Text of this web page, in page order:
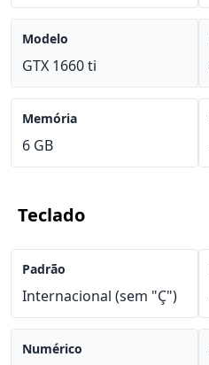
Modelo
GTX 1660 ti
Memória
6 GB
Teclado
Padrão
Internacional (sem "Ç")
Numérico